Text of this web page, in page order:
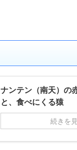
ナンテン（南天）の
と、食べにくる猿
続きを